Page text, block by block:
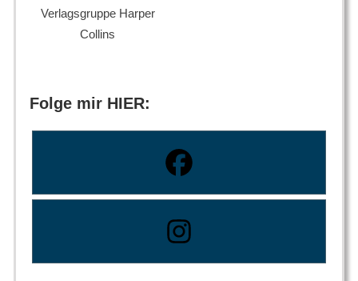
Verlagsgruppe Harper
Collins
Folge mir HIER: